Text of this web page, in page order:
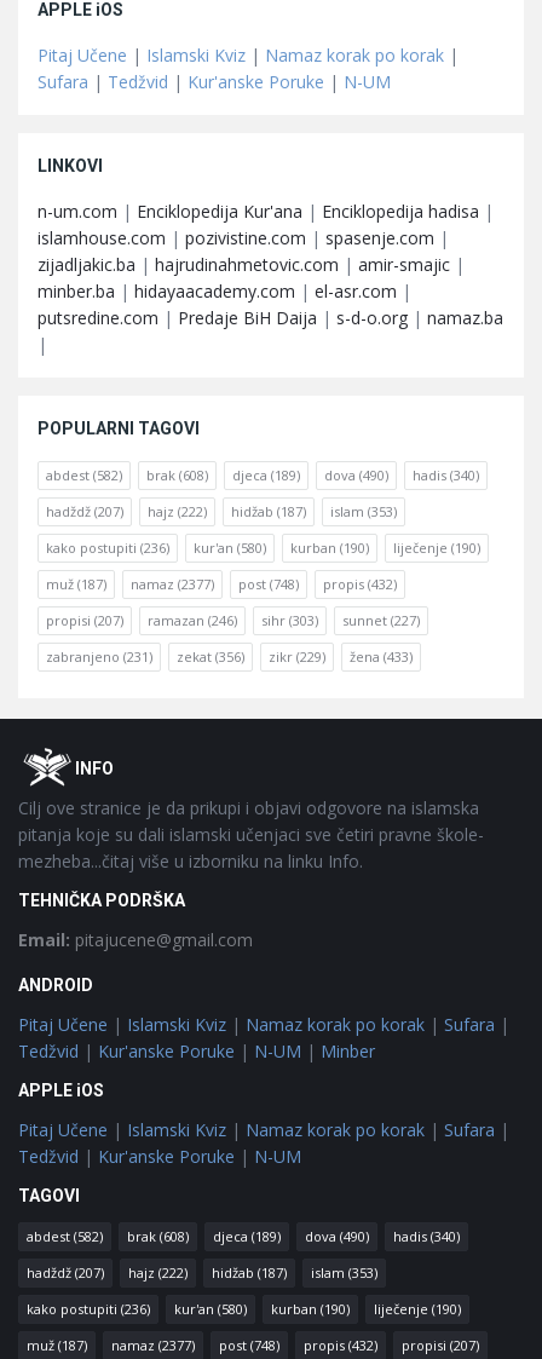
APPLE iOS
Pitaj Učene | Islamski Kviz | Namaz korak po korak |
Sufara | Tedžvid | Kur'anske Poruke | N-UM
LINKOVI
n-um.com | Enciklopedija Kur'ana | Enciklopedija hadisa |
islamhouse.com | pozivistine.com | spasenje.com |
zijadljakic.ba | hajrudinahmetovic.com | amir-smajic |
minber.ba | hidayaacademy.com | el-asr.com |
putsredine.com | Predaje BiH Daija | s-d-o.org | namaz.ba
|
POPULARNI TAGOVI
abdest (582) brak (608) djeca (189) dova (490) hadis (340)
hadždž (207) hajz (222) hidžab (187) islam (353)
kako postupiti (236) kur'an (580) kurban (190) liječenje (190)
muž (187) namaz (2377) post (748) propis (432)
propisi (207) ramazan (246) sihr (303) sunnet (227)
zabranjeno (231) zekat (356) zikr (229) žena (433)
FooterOINFO
Cilj ove stranice je da prikupi i objavi odgovore na islamska
pitanja koje su dali islamski učenjaci sve četiri pravne škole-
mezheba...čitaj više u izborniku na linku Info.
TEHNIČKA PODRŠKA
Email: pitajucene@gmail.com
ANDROID
Pitaj Učene | Islamski Kviz | Namaz korak po korak | Sufara |
Tedžvid | Kur'anske Poruke | N-UM | Minber
APPLE iOS
Pitaj Učene | Islamski Kviz | Namaz korak po korak | Sufara |
Tedžvid | Kur'anske Poruke | N-UM
TAGOVI
abdest (582) brak (608) djeca (189) dova (490) hadis (340)
hadždž (207) hajz (222) hidžab (187) islam (353)
kako postupiti (236) kur'an (580) kurban (190) liječenje (190)
muž (187) namaz (2377) post (748) propis (432) propisi (207)